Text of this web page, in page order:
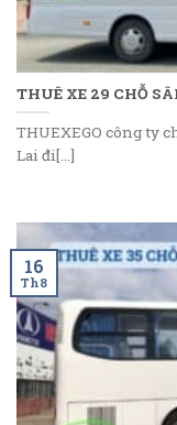
THUÊ XE 29 CHỖ
THUEXEGO công ty
Lai đi[...]
16
Th8